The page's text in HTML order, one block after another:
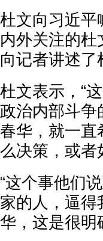
杜文向习近平
内外关注的
向记者讲述
杜文表示，“
政治内部斗争
春华，就一直
么决策，或者
“这个事他们
家的人，逼得
华，这是很明